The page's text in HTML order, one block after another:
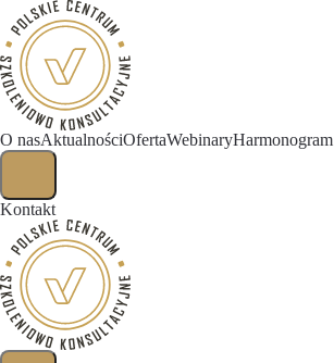
O nasAktualnościOfertaWebinaryHarmonogram
Kontakt